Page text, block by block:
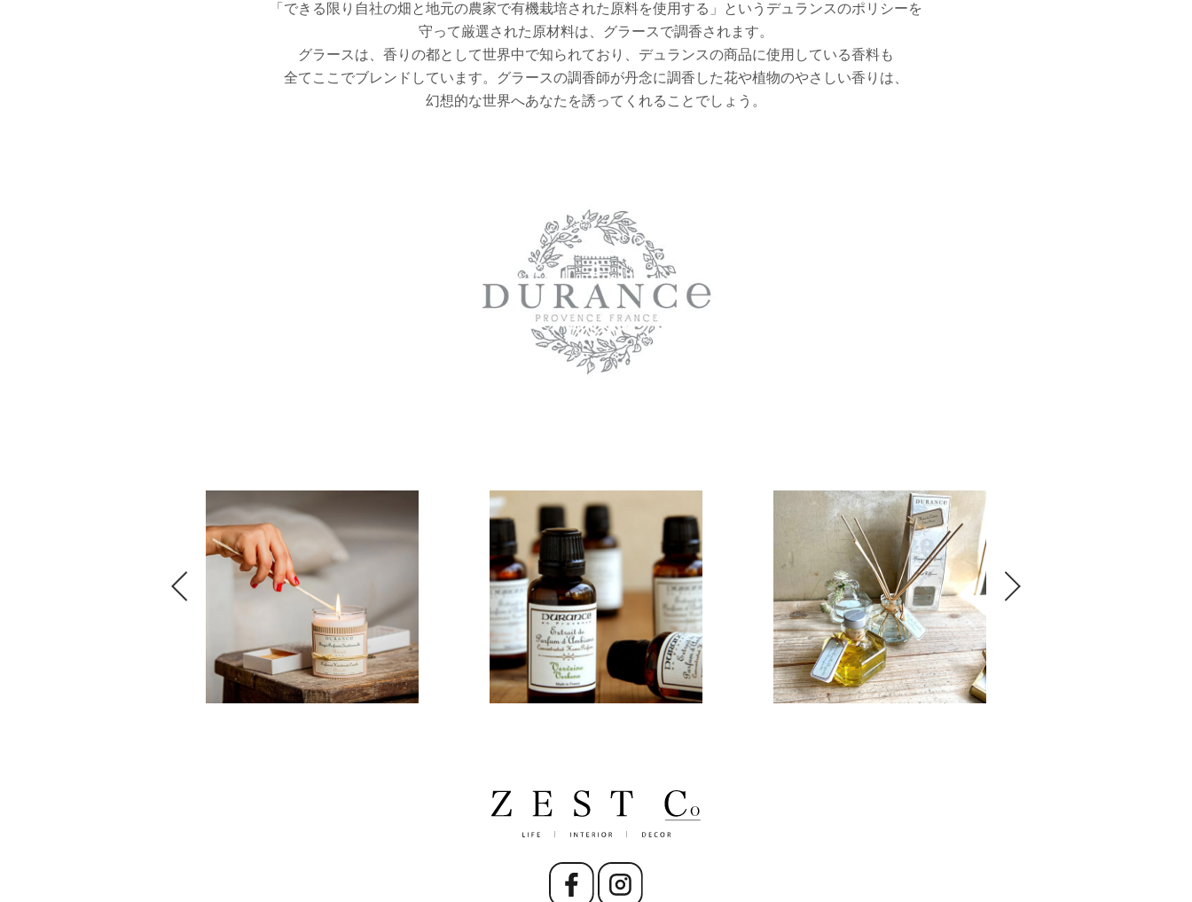
Company
「できる限り自社の畑と地元の農家で有機栽培された原料を使用する」というデュランスのポリシーを
守って厳選された原材料は、グラースで調香されます。
グラースは、香りの都として世界中で知られており、デュランスの商品に使用している香料も
全てここでブレンドしています。グラースの調香師が丹念に調香した花や植物のやさしい香りは、
幻想的な世界へあなたを誘ってくれることでしょう。